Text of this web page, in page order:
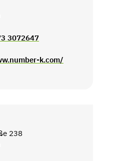
3072647
k.com/
238